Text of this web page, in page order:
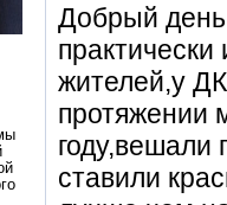
Добрый
жителей,у
протяжении
ставили